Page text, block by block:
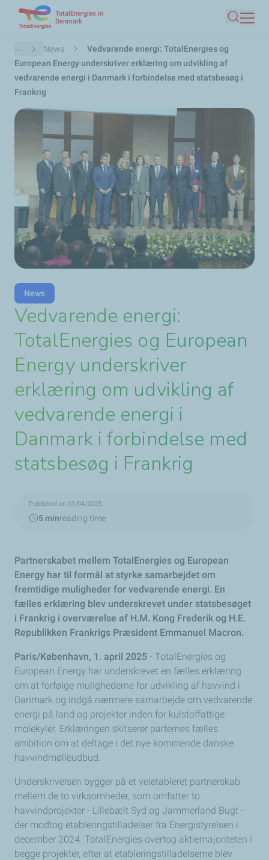
main
content
TotalEnergies in
Denmark
Search
Breadcrumb
... News
Vedvarende energi: TotalEnergies og
European Energy underskriver erklæring om udvikling af
vedvarende energi i Danmark i forbindelse med statsbesøg i
Frankrig
News
Vedvarende energi:
TotalEnergies og European
Energy underskriver
erklæring om udvikling af
vedvarende energi i
Danmark i forbindelse med
statsbesøg i Frankrig
Published on 01/04/2025
5 minreading time
Partnerskabet mellem TotalEnergies og European
Energy har til formål at styrke samarbejdet om
fremtidige muligheder for vedvarende energi. En
fælles erklæring blev underskrevet under statsbesøget
i Frankrig i overværelse af H.M. Kong Frederik og H.E.
Republikken Frankrigs Præsident Emmanuel Macron.
Paris/København, 1. april 2025 - TotalEnergies og
European Energy har underskrevet en fælles erklæring
om at forfølge mulighederne for udvikling af havvind i
Danmark og indgå nærmere samarbejde om vedvarende
energi på land og projekter inden for kulstoffattige
molekyler. Erklæringen skitserer parternes fælles
ambition om at deltage i det nye kommende danske
havvindmølleudbud.
Underskrivelsen bygger på et veletableret partnerskab
mellem de to virksomheder, som omfatter to
havvindprojekter - Lillebælt Syd og Jammerland Bugt -
der modtog etableringstilladelser fra Energistyrelsen i
december 2024. TotalEnergies overtog aktiemajoriteten i
begge projekter, efter at etableringstilladelserne blev